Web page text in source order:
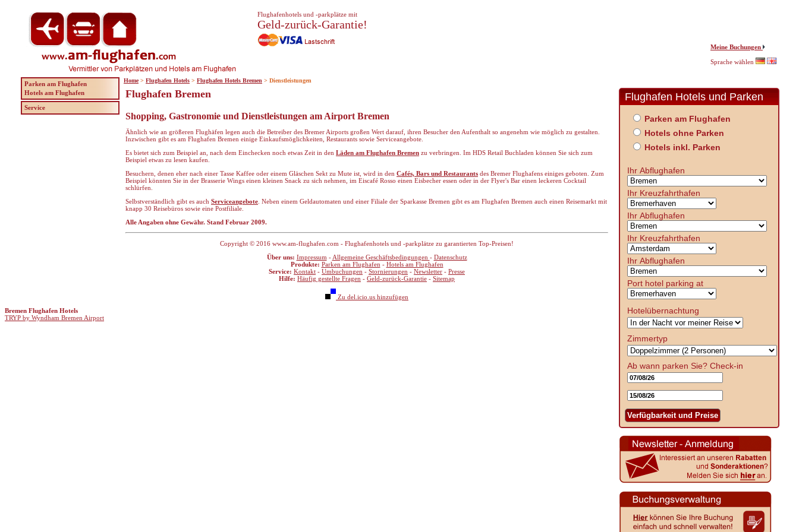
Flughafen Bremen
Shopping, Gastronomie und Dienstleistungen am Airport Bremen
Ähnlich wie an größeren Flughäfen legen auch die Betreiber des Bremer Airports großen Wert darauf, ihren Besucher den Aufenthalt so angenehm wie möglich zu gestalten.
Inzwischen gibt es am Flughafen Bremen einige Einkaufsmöglichkeiten, Restaurants sowie Serviceangebote.
Es bietet sich zum Beispiel an, nach dem Einchecken noch etwas Zeit in den Läden am Flughafen Bremen zu verbringen. Im HDS Retail Buchladen können Sie sich zum
Beispiel etwas zu lesen kaufen.
Besuchern, denen eher nach einer Tasse Kaffee oder einem Gläschen Sekt zu Mute ist, wird in den Cafés, Bars und Restaurants des Bremer Flughafens einiges geboten. Zum
Beispiel könnten Sie in der Brasserie Wings einen kleinen Snack zu sich nehmen, im Eiscafé Rosso einen Eisbecher essen oder in der Flyer's Bar einen leckeren Cocktail
schlürfen.
Selbstverständlich gibt es auch Serviceangebote . Neben einem Geldautomaten und einer Filiale der Sparkasse Bremen gibt es am Flughafen Bremen auch einen Reisemarkt mit
knapp 30 Reisebüros sowie eine Postfiliale.
Alle Angaben ohne Gewähr. Stand Februar 2009.
Copyright © 2016 www.am-flughafen.com - Flughafenhotels und -parkplätze zu garantierten Top-Preisen!
Über uns: Impressum - Allgemeine Geschäftsbedingungen - Datenschutz
Produkte: Parken am Flughafen - Hotels am Flughafen
Service: Kontakt - Umbuchungen - Stornierungen - Newsletter - Presse
Hilfe: Häufig gestellte Fragen - Geld-zurück-Garantie - Sitemap
Zu del.icio.us hinzufügen
Meine Buchungen
Sprache wählen
Bremen Flughafen Hotels
TRYP by Wyndham Bremen Airport
Parken am Flughafen
Hotels am Flughafen
Service
Flughafen Hotels und Parken
Parken am Flughafen
Hotels ohne Parken
Hotels inkl. Parken
Ihr Abflughafen
Ihr Kreuzfahrthafen
Ihr Abflughafen
Ihr Kreuzfahrthafen
Ihr Abflughafen
Port hotel parking at
Hotelübernachtung
Zimmertyp
Ab wann parken Sie? Check-in
Verfügbarkeit und Preise
Flughafenhotels und -parkplätze mit
Geld-zurück-Garantie!
Home > Flughafen Hotels > Flughafen Hotels Bremen > Dienstleistungen